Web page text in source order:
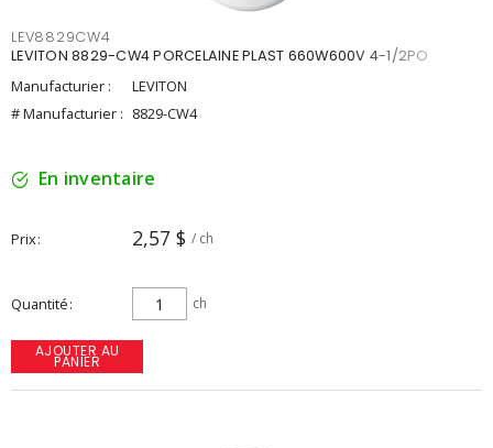
LEV8829CW4
LEVITON 8829-CW4 PORCELAINE PLAST 660W600V 4-1/2PO
Manufacturier :
LEVITON
# Manufacturier : 8829-CW4
En inventaire
Prix 2,57 $ / ch
Quantité ch
AJOUTER AU
PANIER